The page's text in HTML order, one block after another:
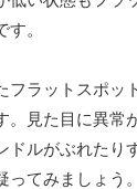
。
ラットスポッ
。見た目に異常
ドルがぶれたり
てみましょう。